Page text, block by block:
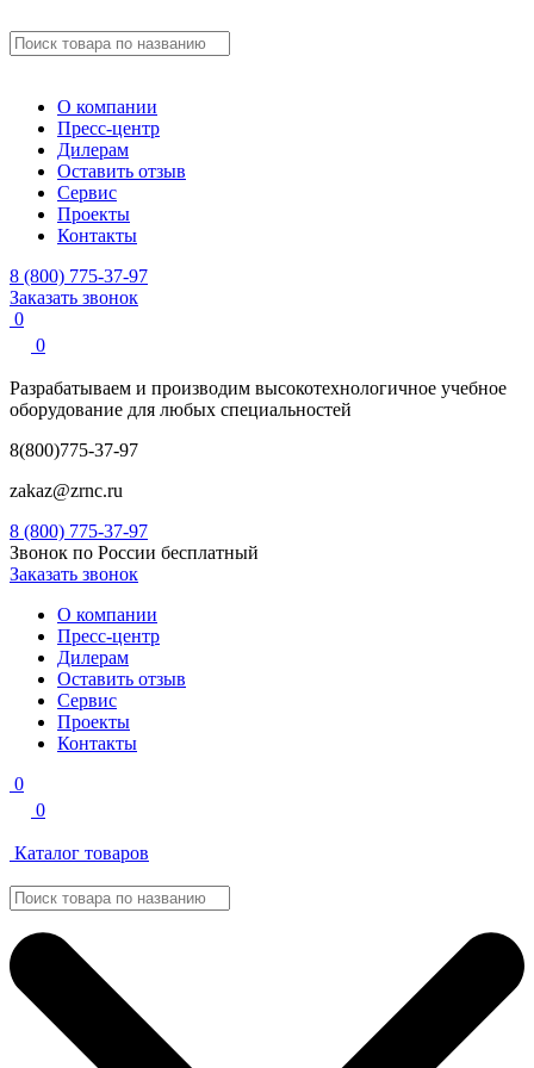
О компании
Пресс-центр
Дилерам
Оставить отзыв
Сервис
Проекты
Контакты
8 (800) 775-37-97
Заказать звонок
0
0
Разрабатываем и производим высокотехнологичное учебное
оборудование для любых специальностей
8(800)775-37-97
zakaz@zrnc.ru
8 (800) 775-37-97
Звонок по России бесплатный
Заказать звонок
О компании
Пресс-центр
Дилерам
Оставить отзыв
Сервис
Проекты
Контакты
0
0
Каталог товаров